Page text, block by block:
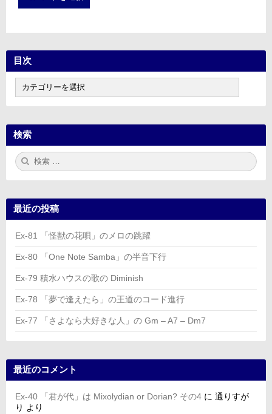
目次
次
検索
検
索:
最近の投稿
Ex-81 「怪獣の花唄」のメロの跳躍
Ex-80 「One Note Samba」の半音下行
Ex-79 積水ハウスの歌の Diminish
Ex-78 「夢で逢えたら」の王道のコード進行
Ex-77 「さよなら大好きな人」の Gm – A7 – Dm7
最近のコメント
Ex-40 「君が代」は Mixolydian or Dorian? その4 に 通りすが
り より